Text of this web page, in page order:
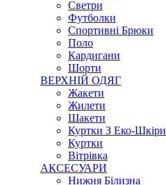
Светри
Футболки
Спортивні Брюки
Поло
Кардигани
Шорти
ВЕРХНІЙ ОДЯГ
Жакети
Жилети
Шакети
Куртки З Еко-Шкіри
Куртки
Вітрівка
АКСЕСУАРИ
Нижня Білизна